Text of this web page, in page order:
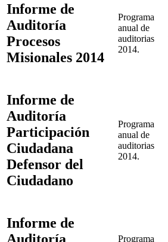
Informe de
Auditoría
Procesos
Misionales 2014
Programa
anual de
auditorias
2014.
Informe de
Auditoría
Participación
Ciudadana
Defensor del
Ciudadano
Programa
anual de
auditorias
2014.
Informe de
Auditoría
Programa